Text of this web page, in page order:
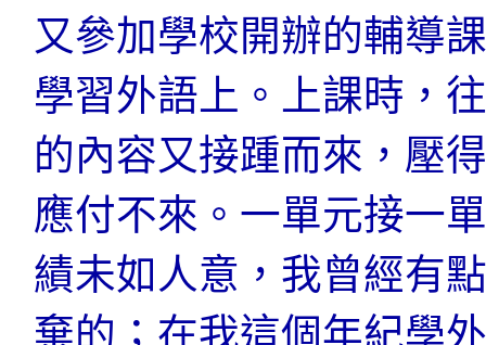
又參加學校開辦的輔導
學習外語上。上課時，
的內容又接踵而來，壓
應付不來。一單元接一
績未如人意，我曾經有
棄的；在我這個年紀學